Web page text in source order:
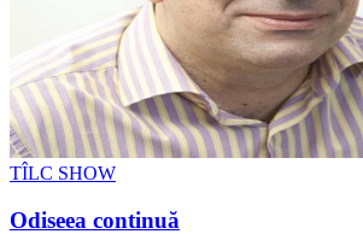
TÎLC SHOW
Odiseea continuă